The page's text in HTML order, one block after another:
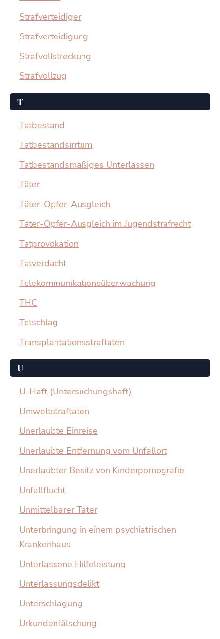
Strafverteidiger
Strafverteidigung
Strafvollstreckung
Strafvollzug
T
Tatbestand
Tatbestandsirrtum
Tatbestandsmäßiges Unterlassen
Täter
Täter-Opfer-Ausgleich
Täter-Opfer-Ausgleich im Jugendstrafrecht
Tatprovokation
Tatverdacht
Telekommunikationsüberwachung
THC
Totschlag
Transplantationsstraftaten
U
U-Haft (Untersuchungshaft)
Umweltstraftaten
Unerlaubte Einreise
Unerlaubte Entfernung vom Unfallort
Unerlaubter Besitz von Kinderpornografie
Unfallflucht
Unmittelbarer Täter
Unterbringung in einem psychiatrischen
Krankenhaus
Unterlassene Hilfeleistung
Unterlassungsdelikt
Unterschlagung
Urkundenfälschung